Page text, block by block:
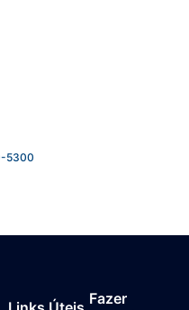
5300
Fazer